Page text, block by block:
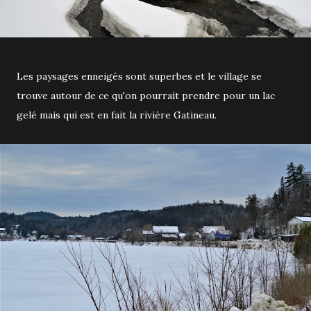
Les paysages enneigés sont superbes et le village se
trouve autour de ce qu'on pourrait prendre pour un lac
gelé mais qui est en fait la rivière Gatineau.